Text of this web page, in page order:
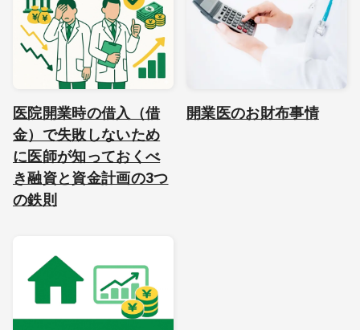
医院開業時の借入（借
金）で失敗しないため
に医師が知っておくべ
き融資と資金計画の3つ
の鉄則
開業医のお財布事情